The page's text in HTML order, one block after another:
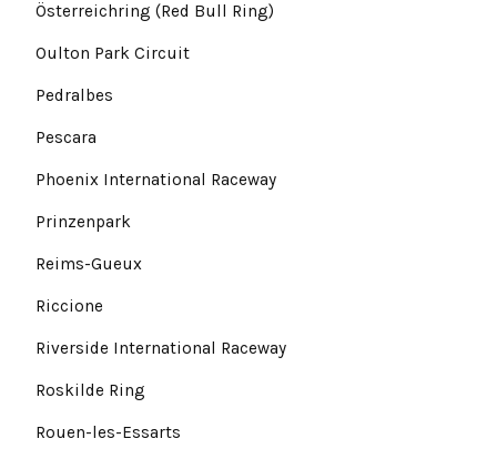
Österreichring (Red Bull Ring)
Oulton Park Circuit
Pedralbes
Pescara
Phoenix International Raceway
Prinzenpark
Reims-Gueux
Riccione
Riverside International Raceway
Roskilde Ring
Rouen-les-Essarts